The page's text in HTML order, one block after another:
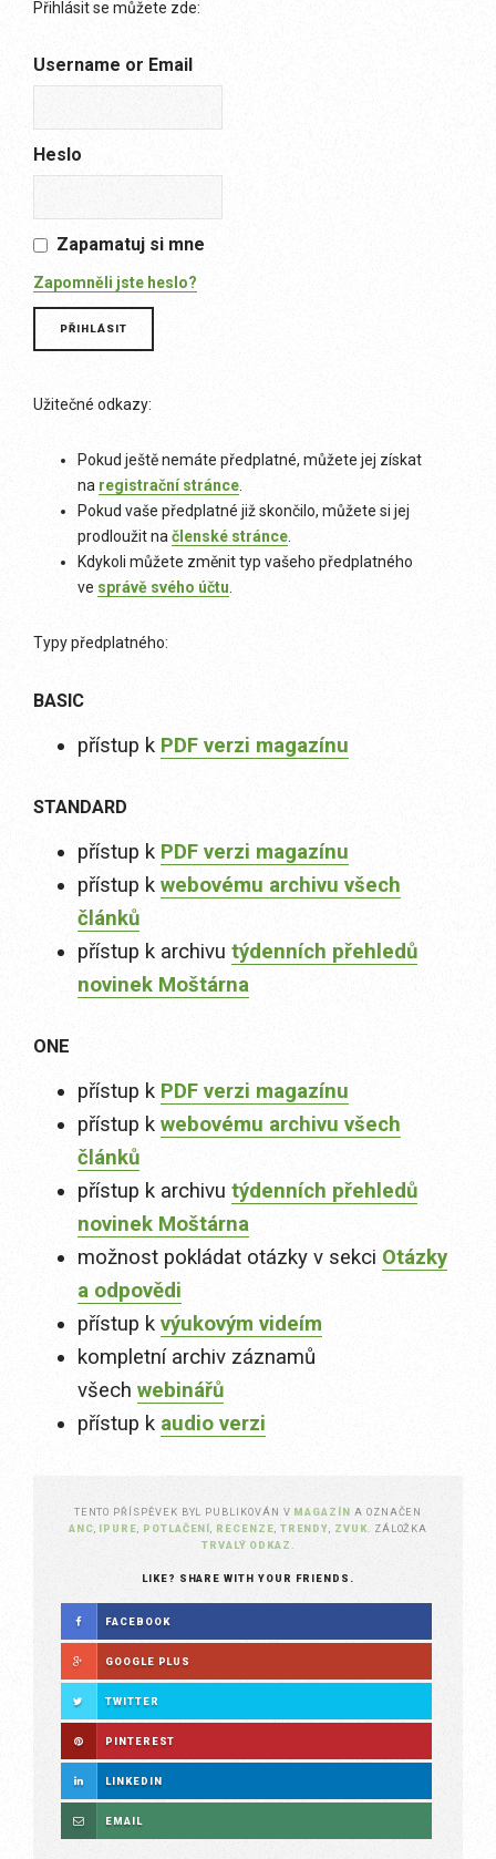
Přihlásit se můžete zde:
Username or Email
Heslo
Zapamatuj si mne
Zapomněli jste heslo?
Užitečné odkazy:
Pokud ještě nemáte předplatné, můžete jej získat
na registrační stránce
Pokud vaše předplatné již skončilo, můžete si jej
prodloužit na členské stránce
Kdykoli můžete změnit typ vašeho předplatného
ve správě svého účtu
Typy předplatného:
BASIC
přístup k PDF verzi magazínu
STANDARD
přístup k PDF verzi magazínu
přístup k webovému archivu všech
článků
přístup k archivu týdenních přehledů
novinek Moštárna
ONE
přístup k PDF verzi magazínu
přístup k webovému archivu všech
článků
přístup k archivu týdenních přehledů
novinek Moštárna
možnost pokládat otázky v sekci Otázky
a odpovědi
přístup k výukovým videím
kompletní archiv záznamů
všech webinářů
přístup k audio verzi
TENTO PŘÍSPĚVEK BYL PUBLIKOVÁN V MAGAZÍN A OZNAČEN
ANC IPURE POTLAČENÍ RECENZE TRENDY ZVUK . ZÁLOŽKA
TRVALÝ ODKAZ
LIKE? SHARE WITH YOUR FRIENDS.
FACEBOOK
GOOGLE PLUS
TWITTER
PINTEREST
LINKEDIN
EMAIL